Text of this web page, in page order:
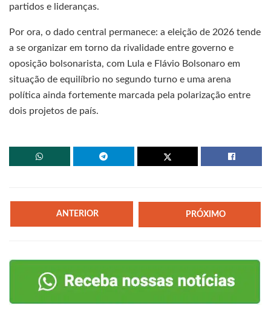
partidos e lideranças.
Por ora, o dado central permanece: a eleição de 2026 tende
a se organizar em torno da rivalidade entre governo e
oposição bolsonarista, com Lula e Flávio Bolsonaro em
situação de equilíbrio no segundo turno e uma arena
política ainda fortemente marcada pela polarização entre
dois projetos de país.
ANTERIOR PRÓXIMO